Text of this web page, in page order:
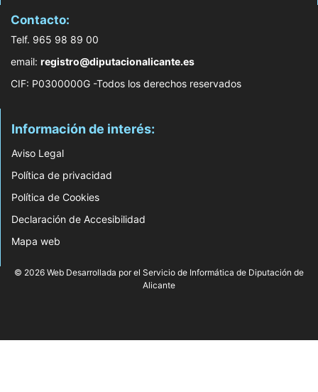
Contacto:
Telf. 965 98 89 00
email: registro@diputacionalicante.es
CIF: P0300000G -Todos los derechos reservados
Información de interés:
Aviso Legal
Política de privacidad
Política de Cookies
Declaración de Accesibilidad
Mapa web
© 2026 Web Desarrollada por el Servicio de Informática de Diputación de
Alicante